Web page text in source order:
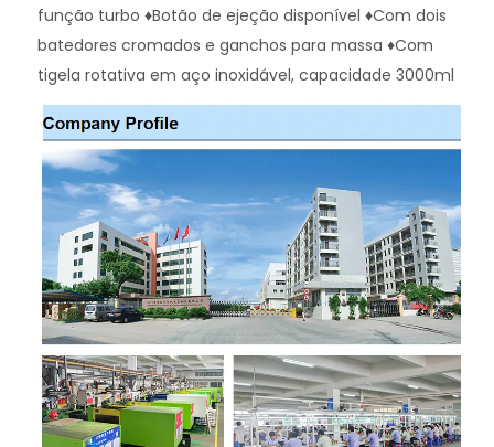
função turbo ♦Botão de ejeção disponível ♦Com dois
batedores cromados e ganchos para massa ♦Com
tigela rotativa em aço inoxidável, capacidade 3000ml